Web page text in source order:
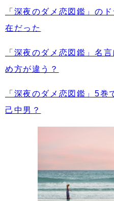
「深夜のダメ恋図鑑」の
在だった
「深夜のダメ恋図鑑」名
め方が違う？
「深夜のダメ恋図鑑」5巻
己中男？